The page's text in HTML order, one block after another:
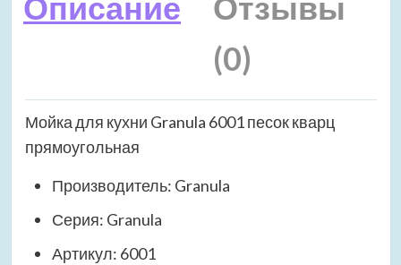
(0)
Мойка для кухни Granula 6001 песок кварц
прямоугольная
Производитель: Granula
Серия: Granula
Артикул: 6001